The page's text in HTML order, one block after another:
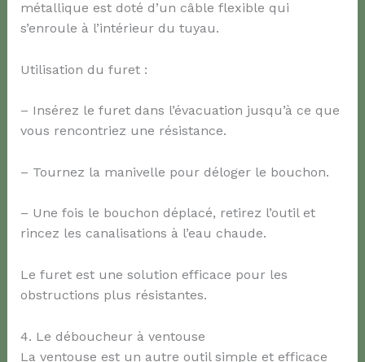
métallique est doté d’un câble flexible qui
s’enroule à l’intérieur du tuyau.
Utilisation du furet :
– Insérez le furet dans l’évacuation jusqu’à ce que
vous rencontriez une résistance.
– Tournez la manivelle pour déloger le bouchon.
– Une fois le bouchon déplacé, retirez l’outil et
rincez les canalisations à l’eau chaude.
Le furet est une solution efficace pour les
obstructions plus résistantes.
4. Le déboucheur à ventouse
La ventouse est un autre outil simple et efficace